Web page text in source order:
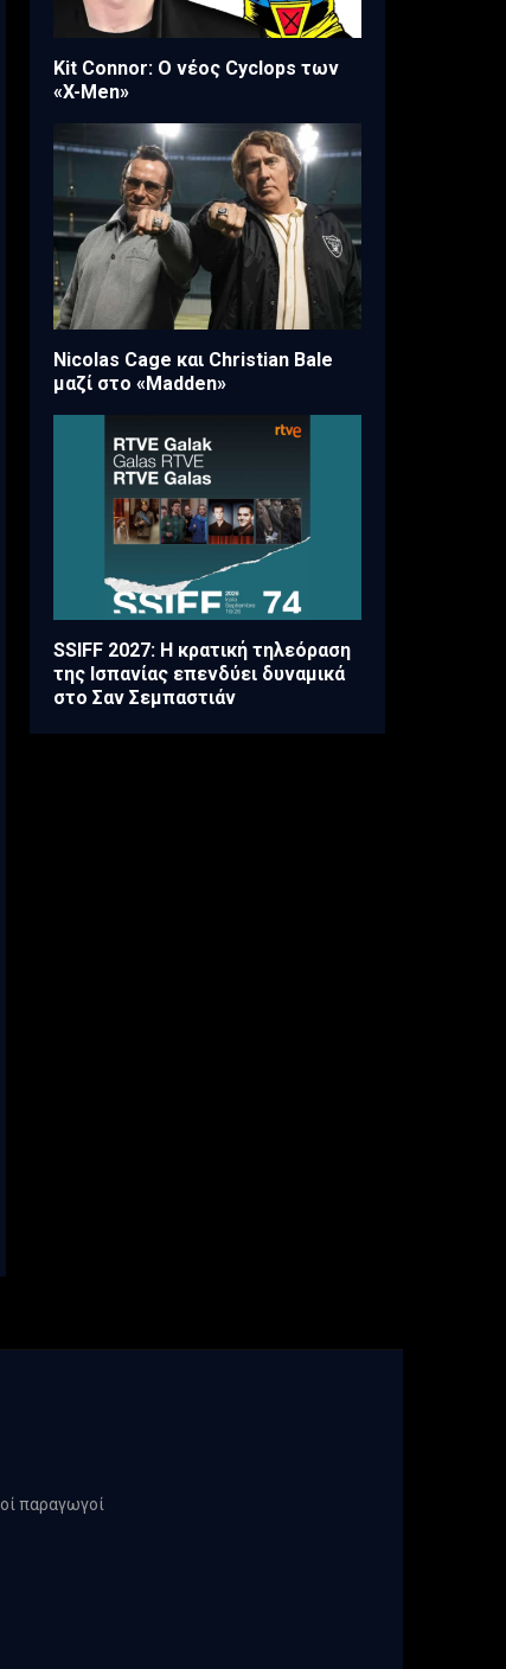
Kit Connor: Ο νέος Cyclops των
«X-Men»
Nicolas Cage και Christian Bale
μαζί στο «Madden»
SSIFF 2027: Η κρατική τηλεόραση
της Ισπανίας επενδύει δυναμικά
στο Σαν Σεμπαστιάν
παραγωγοί